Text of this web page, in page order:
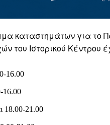
καταστημάτων για το
του Ιστορικού Κέντρου
16.00
16.00
18.00-21.00